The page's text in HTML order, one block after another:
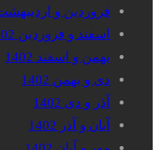
فروردین و اردیبهشت
اسفند و فروردین 1402
بهمن و اسفند 1402
دی و بهمن 1402
آذر و دی 1402
آبان و آذر 1402